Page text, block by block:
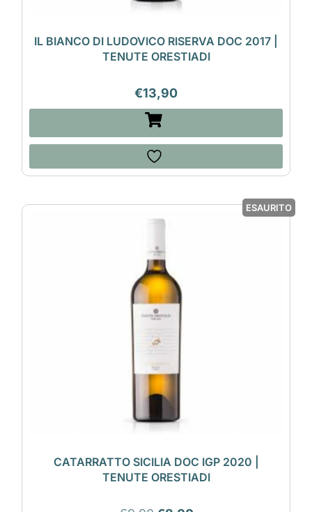
IL BIANCO DI LUDOVICO RISERVA DOC 2017 |
TENUTE ORESTIADI
€13,90
ESAURITO
CATARRATTO SICILIA DOC IGP 2020 |
TENUTE ORESTIADI